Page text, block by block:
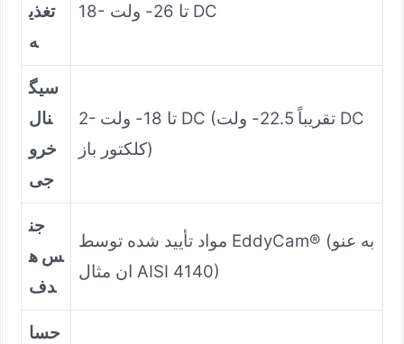
تغذی
ه
18- تا 26- ولت DC
سیگ
نال
خرو
جی
2- تا 18- ولت DC (تقریباً 22.5- ولت DC
کلکتور باز)
جن
س ه
دف
مواد تأیید شده توسط EddyCam® (به عنو
ان مثال AISI 4140)
حسا